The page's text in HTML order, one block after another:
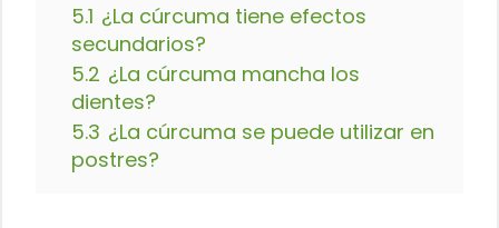
5.1 ¿La cúrcuma tiene efectos
secundarios?
5.2 ¿La cúrcuma mancha los
dientes?
5.3 ¿La cúrcuma se puede utilizar en
postres?